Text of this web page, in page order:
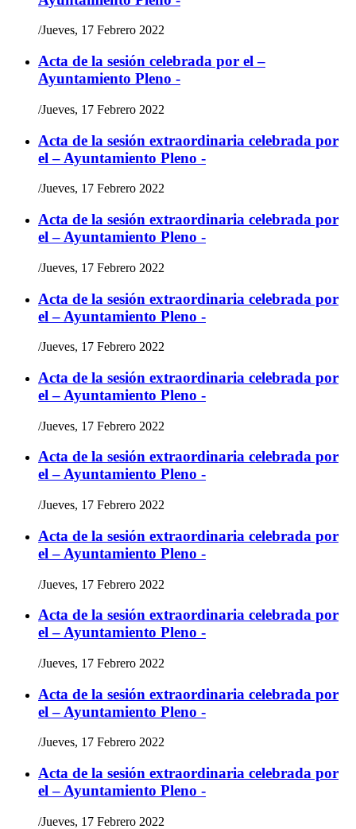
/Jueves, 17 Febrero 2022
Acta de la sesión celebrada por el –
Ayuntamiento Pleno -
/Jueves, 17 Febrero 2022
Acta de la sesión extraordinaria celebrada por
el – Ayuntamiento Pleno -
/Jueves, 17 Febrero 2022
Acta de la sesión extraordinaria celebrada por
el – Ayuntamiento Pleno -
/Jueves, 17 Febrero 2022
Acta de la sesión extraordinaria celebrada por
el – Ayuntamiento Pleno -
/Jueves, 17 Febrero 2022
Acta de la sesión extraordinaria celebrada por
el – Ayuntamiento Pleno -
/Jueves, 17 Febrero 2022
Acta de la sesión extraordinaria celebrada por
el – Ayuntamiento Pleno -
/Jueves, 17 Febrero 2022
Acta de la sesión extraordinaria celebrada por
el – Ayuntamiento Pleno -
/Jueves, 17 Febrero 2022
Acta de la sesión extraordinaria celebrada por
el – Ayuntamiento Pleno -
/Jueves, 17 Febrero 2022
Acta de la sesión extraordinaria celebrada por
el – Ayuntamiento Pleno -
/Jueves, 17 Febrero 2022
Acta de la sesión extraordinaria celebrada por
el – Ayuntamiento Pleno -
/Jueves, 17 Febrero 2022